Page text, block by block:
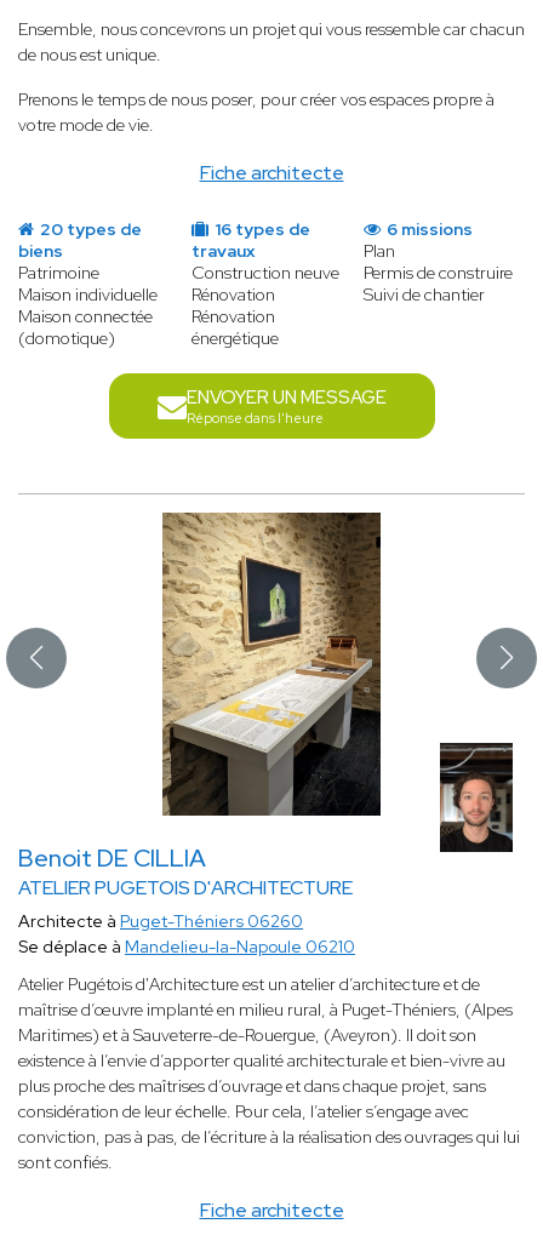
Fiche architecte
Ensemble, nous concevrons un projet qui vous ressemble car chacun
de nous est unique.
Prenons le temps de nous poser, pour créer vos espaces propre à
votre mode de vie.
20 types de
biens
Patrimoine
Maison individuelle
Maison connectée
(domotique)
16 types de
travaux
Construction neuve
Rénovation
Rénovation
énergétique
6 missions
Plan
Permis de construire
Suivi de chantier
ENVOYER UN MESSAGE
Réponse dans l'heure
Benoit DE CILLIA
ATELIER PUGETOIS D'ARCHITECTURE
Fiche architecte
Architecte à Puget-Théniers 06260
Se déplace à Mandelieu-la-Napoule 06210
Atelier Pugétois d'Architecture est un atelier d’architecture et de
maîtrise d’œuvre implanté en milieu rural, à Puget-Théniers, (Alpes
Maritimes) et à Sauveterre-de-Rouergue, (Aveyron). Il doit son
existence à l’envie d’apporter qualité architecturale et bien-vivre au
plus proche des maîtrises d’ouvrage et dans chaque projet, sans
considération de leur échelle. Pour cela, l’atelier s’engage avec
conviction, pas à pas, de l’écriture à la réalisation des ouvrages qui lui
sont confiés.